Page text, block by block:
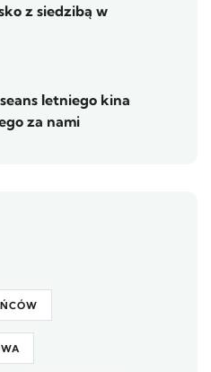
z siedzibą w
letniego kina
za nami